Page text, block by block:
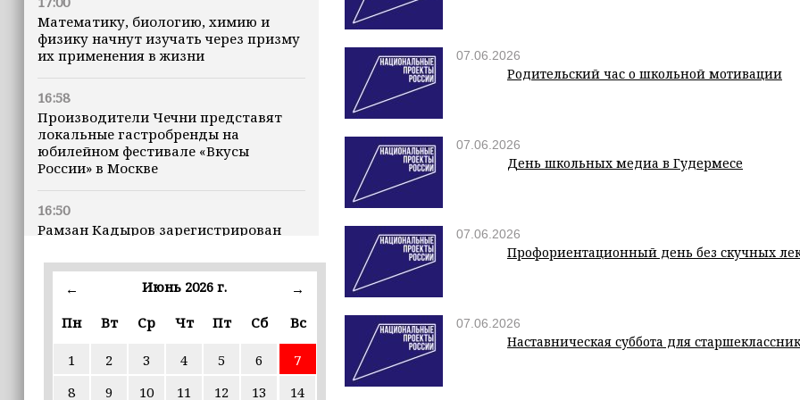
Математику, биологию, химию и
физику начнут изучать через призму
их применения в жизни
16:58
Производители Чечни представят
локальные гастробренды на
юбилейном фестивале «Вкусы
России» в Москве
16:50
Рамзан Кадыров зарегистрирован
16:47
землетрясения, рассказала
16:12
← Июнь 2026 г.
→
Пн
Вт Ср Чт Пт Сб Вс
1 2 3 4 5 6
7
8
9 10 11 12 13 14
07.06.2026
Родительский час о школьной мотивации
07.06.2026
День школьных медиа в Гудермесе
07.06.2026
Профориентационный день без скучных
07.06.2026
Наставническая суббота для